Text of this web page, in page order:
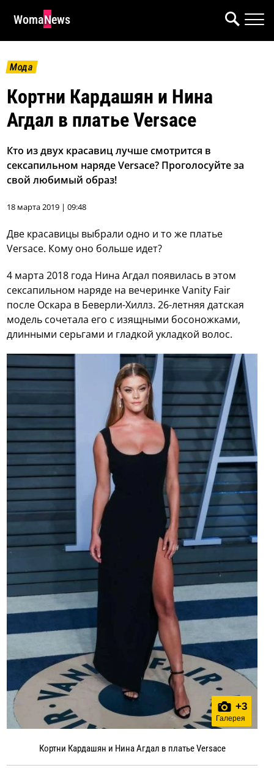
WomaNews
Мода
Кортни Кардашян и Нина
Агдал в платье Versace
Кто из двух красавиц лучше смотрится в
сексапильном наряде Versace? Проголосуйте за
свой любимый образ!
18 марта 2019 | 09:48
Две красавицы выбрали одно и то же платье
Versace. Кому оно больше идет?
4 марта 2018 года Нина Агдал появилась в этом
сексапильном наряде на вечеринке Vanity Fair
после Оскара в Беверли-Хиллз. 26-летняя датская
модель сочетала его с изящными босоножками,
длинными серьгами и гладкой укладкой волос.
+3
Галерея
Кортни Кардашян и Нина Агдал в платье Versace